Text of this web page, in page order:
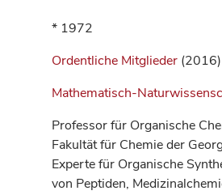
* 1972
Ordentliche Mitglieder (2016)
Mathematisch-
Professor für Organische
Fakultät für Chemie der
Experte für Organische
von Peptiden,